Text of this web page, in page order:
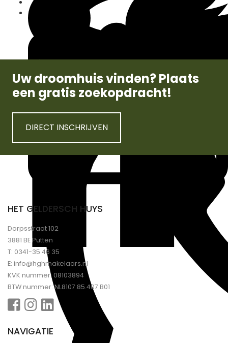
Uw droomhuis vinden? Plaats
een gratis zoekopdracht!
DIRECT INSCHRIJVEN
HET GELDERSCH HUYS
Dorpsstraat 102
3881 BE Putten
T: 0341-35 46 35
E: info@hghmakelaars.nl
KVK nummer: 08103894
BTW nummer: NL8107.85.407 B01
NAVIGATIE